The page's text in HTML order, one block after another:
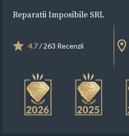
Reparatii Imposibile SRL
4.7/ 263 Recenzii